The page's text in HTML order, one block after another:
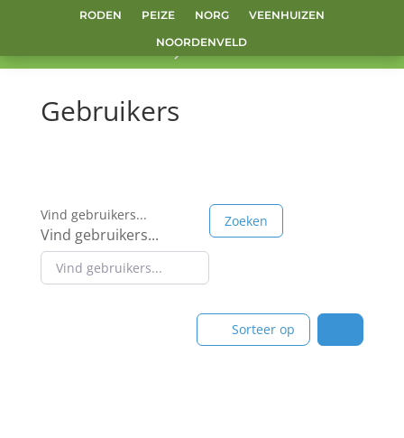
RODEN PEIZE NORG
VEENHUIZEN
NOORDENVELD
Gebruikers
Vind gebruikers...
Vind gebruikers...
Zoeken
Sorteer op